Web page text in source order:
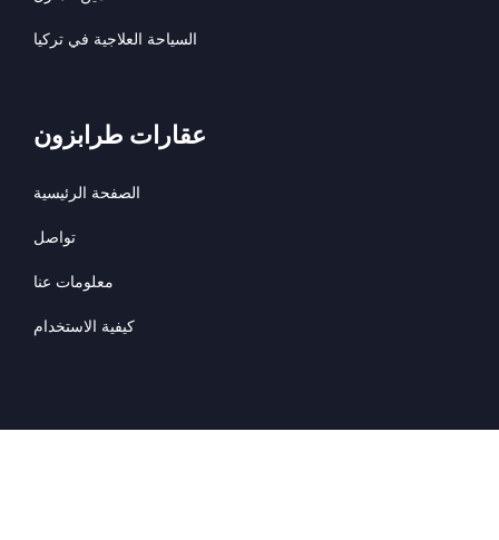
السياحة العلاجية في تركيا
عقارات طرابزون
الصفحة الرئيسية
تواصل
معلومات عنا
كيفية الاستخدام